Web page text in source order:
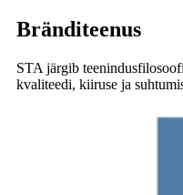
Bränditeenus
STA järgib
kvaliteedi, kiiruse ja